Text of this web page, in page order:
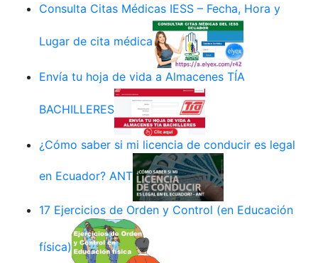
Consulta Citas Médicas IESS – Fecha, Hora y
Lugar de cita médica
Envía tu hoja de vida a Almacenes TÍA
BACHILLERES
¿Cómo saber si mi licencia de conducir es legal
en Ecuador? ANT
17 Ejercicios de Orden y Control (en Educación
física)